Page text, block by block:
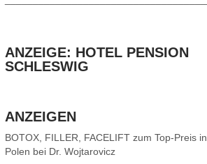
ANZEIGE: HOTEL PENSION
SCHLESWIG
ANZEIGEN
BOTOX, FILLER, FACELIFT zum Top-Preis in
Polen bei Dr. Wojtarovicz